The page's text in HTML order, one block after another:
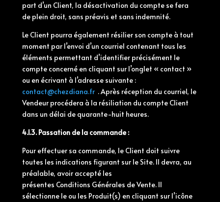
part d’un Client, la désactivation du compte se fera
de plein droit, sans préavis et sans indemnité.
Le Client pourra également résilier son compte à tout
moment par l’envoi d’un courriel contenant tous les
éléments permettant d’identifier précisément le
compte concerné en cliquant sur l’onglet « contact »
ou en écrivant à l’adresse suivante :
contact@chezdiana.fr. Après réception du courriel, le
Vendeur procédera à la résiliation du compte Client
dans un délai de quarante-huit heures.
4.1.3. Passation de la commande :
Pour effectuer sa commande, le Client doit suivre
toutes les indications figurant sur le Site. Il devra, au
préalable, avoir accepté les
présentes Conditions Générales de Vente. Il
sélectionne le ou les Produit(s) en cliquant sur l’icône